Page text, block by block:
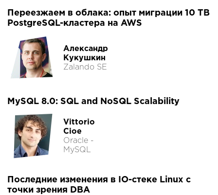
Переезжаем в облака: опыт миграции 10 TB
PostgreSQL-кластера на AWS
Александр
Кукушкин
Zalando SE
MySQL 8.0: SQL and NoSQL Scalability
Vittorio
Cioe
Oracle -
MySQL
Последние изменения в IO-стеке Linux с
точки зрения DBA